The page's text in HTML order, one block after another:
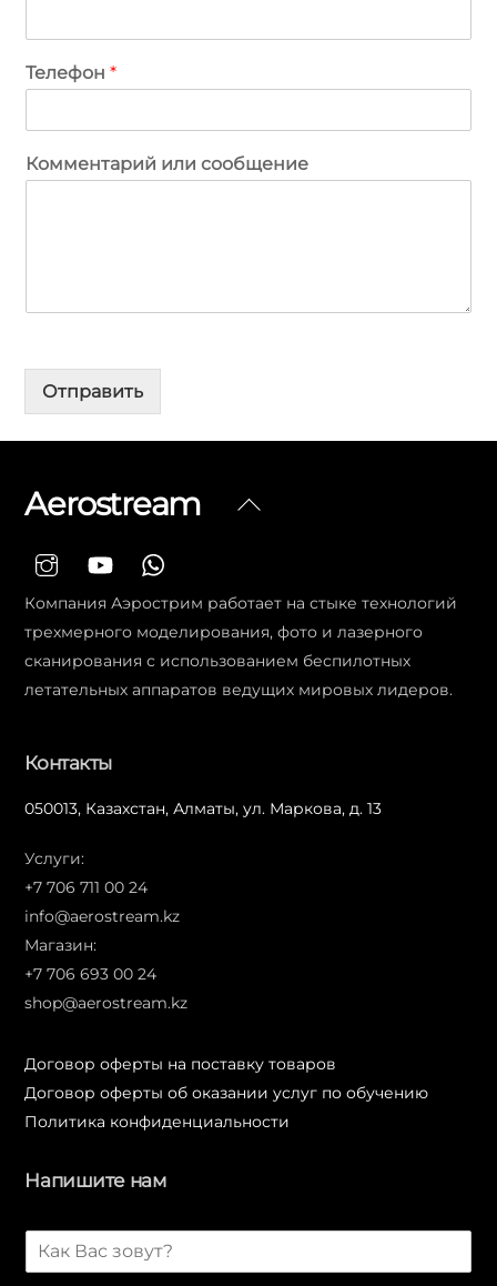
Телефон*
Комментарий или сообщение
Отправить
Вернуться
Aerostream
Компания Аэрострим работает на стыке технологий
трехмерного моделирования, фото и лазерного
сканирования с использованием беспилотных
летательных аппаратов ведущих мировых лидеров.
Контакты
050013, Казахстан, Алматы, ул. Маркова, д. 13
Услуги:
+7 706 711 00 24
info@aerostream.kz
Магазин:
+7 706 693 00 24
shop@aerostream.kz
Договор оферты на поставку товаров
Договор оферты об оказании услуг по обучению
Политика конфиденциальности
Напишите нам